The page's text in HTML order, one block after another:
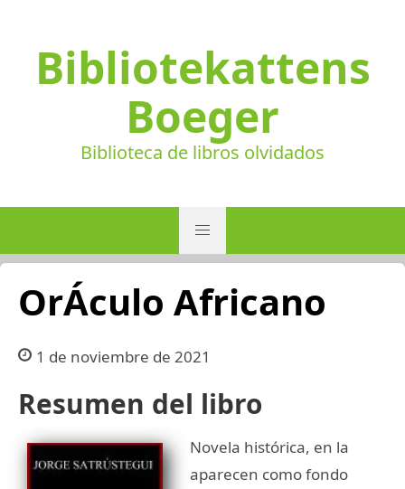
Bibliotekattens
Boeger
Biblioteca de libros olvidados
OrÁculo Africano
1 de noviembre de 2021
Resumen del libro
Novela histórica, en la
aparecen como fondo